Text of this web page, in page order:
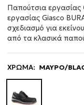
Παπούτσια εργασίας
εργασίας Giasco
σχεδιασμό για
από τα κλασικά
ΧΡΩΜΑ: ΜΑΥΡΟ/